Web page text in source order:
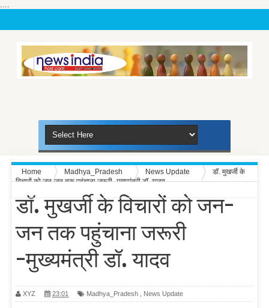
....
Home Madhya_Pradesh News Update
डॉ. मुखर्जी के
विचारों को जन-जन तक पहुंचाना जरूरी -मुख्यमंत्री डॉ. यादव
डॉ. मुखर्जी के विचारों को जन-
जन तक पहुंचाना जरूरी
-मुख्यमंत्री डॉ. यादव
XYZ 23:01 Madhya_Pradesh News Update